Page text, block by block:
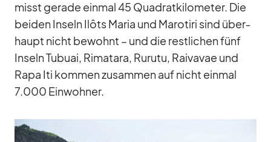
misst ge­rade ein­mal 45 Qua­drat­ki­lo­me­ter. Die
bei­den In­seln Ilôts Ma­ria und Ma­ro­tiri sind über­
haupt nicht be­wohnt – und die rest­li­chen fünf
In­seln Tu­buai, Ri­mat­ara, Ru­rutu, Rai­va­vae und
Rapa Iti kom­men zu­sam­men auf nicht ein­mal
7.000 Ein­woh­ner.